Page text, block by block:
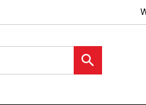

Wunschliste hinzufügen